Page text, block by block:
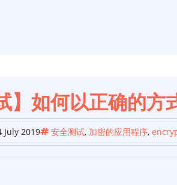
】如何以正确的
July 2019 安全测试, 加密的应用程序,